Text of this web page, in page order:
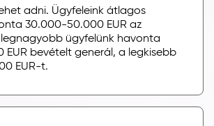
adni. Ügyfeleink átlagos
30.000-50.000 EUR az
ügyfelünk havonta
EUR bevételt generál, a legkisebb
EUR-t.